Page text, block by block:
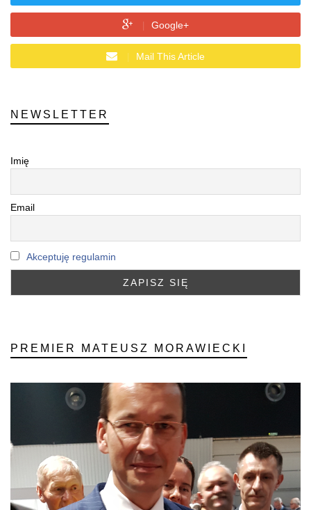
Google+
Mail This Article
NEWSLETTER
Imię
Email
Akceptuję regulamin
PREMIER MATEUSZ MORAWIECKI